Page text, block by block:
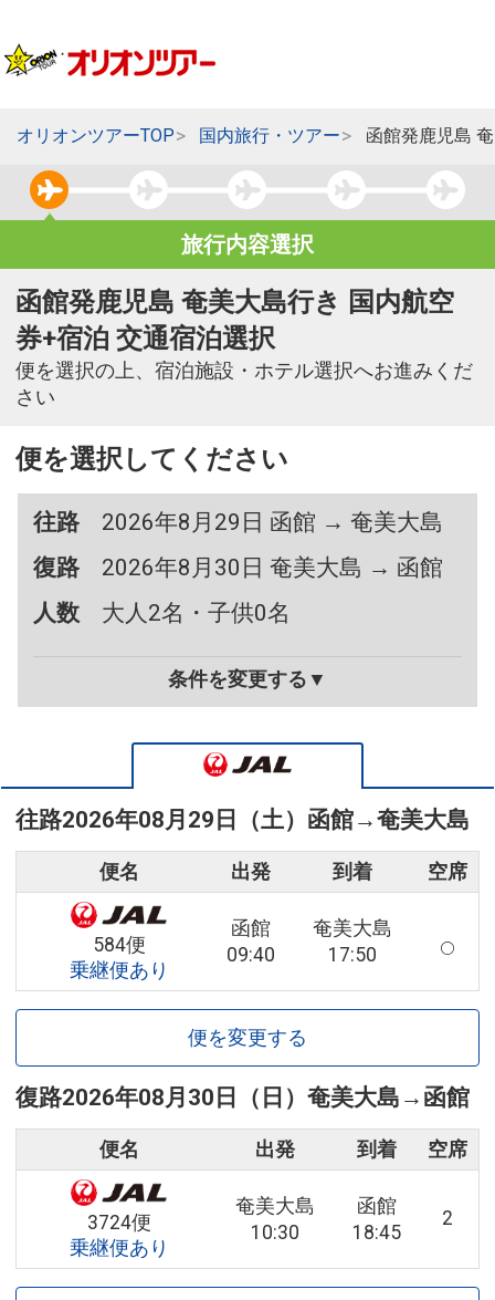
オリオンツアーTOP 国内旅行・ツアー 函館発鹿児島
旅行内容選択
函館発鹿児島 奄美大島行き 国内航空
券+宿泊 交通宿泊選択
便を選択の上、宿泊施設・ホテル選択へお進みくだ
さい
便を選択してください
往路
2026年8月29日 函館 → 奄美大島
復路
2026年8月30日 奄美大島 → 函館
人数
大人2名・子供0名
条件を変更する▼
往路2026年08月29日（土） 函館→奄美大島
便名 出発 到着 空席
584便
乗継便あり
函館
09:40
奄美大島
17:50
便を変更する
復路2026年08月30日（日） 奄美大島 → 函館
便名 出発 到着 空席
3724便
乗継便あり
奄美大島
10:30
函館
18:45
2